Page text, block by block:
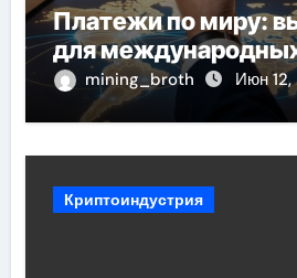
Платежи по миру:
для
mining_broth Июн
Криптоиндустрия